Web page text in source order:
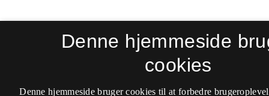
Denne hjemmeside
cookies
Denne hjemmeside bruger cookies til at forbedre